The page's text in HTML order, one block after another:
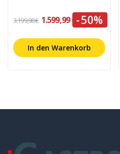
3.199,98 € 1.599,99 €-50%
In den Warenkorb